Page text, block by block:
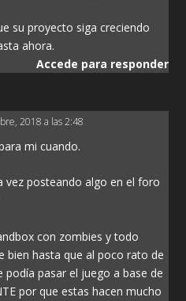
su proyecto siga creciendo
ahora.
Accede para responder
2018 a las 2:48
mi cuando.
vez posteando algo en el foro
con zombies y todo
bien hasta que al poco rato de
podía pasar el juego a base de
por que estas hacen mucho